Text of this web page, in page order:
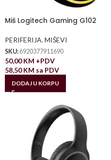
Miš Logitech Gaming G102
PERIFERIJA, MIŠEVI
SKU: 6920377911690
50,00KM +PDV
58,50KM sa PDV
DODAJ U KORPU